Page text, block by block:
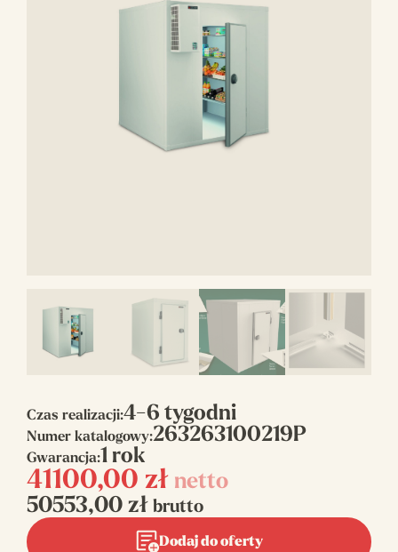
Czas realizacji:4-6 tygodni
Numer katalogowy:263263100219P
Gwarancja:1 rok
41100,00 zł netto
50553,00 zł brutto
Dodaj do oferty